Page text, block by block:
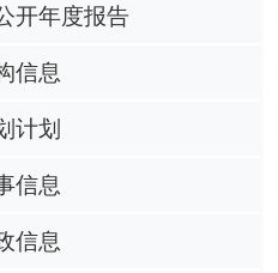
开年度报告
信息
计划
信息
信息